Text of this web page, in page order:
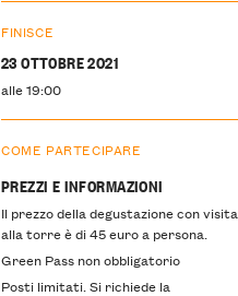
FINISCE
23 OTTOBRE 2021
alle 19:00
COME PARTECIPARE
PREZZI E INFORMAZIONI
Il prezzo della degustazione con visita
alla torre è di 45 euro a persona.
Green Pass non obbligatorio
Posti limitati. Si richiede la